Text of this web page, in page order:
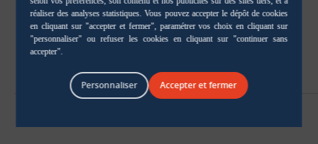
Salle Alain Coste
Tout public
Entrée libre (aux horaires d’ouverture de la
médiathèque).
Personnaliser